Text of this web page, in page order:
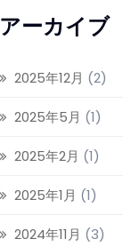
アーカイブ
2025年12月 (2)
2025年5月 (1)
2025年2月 (1)
2025年1月 (1)
2024年11月 (3)